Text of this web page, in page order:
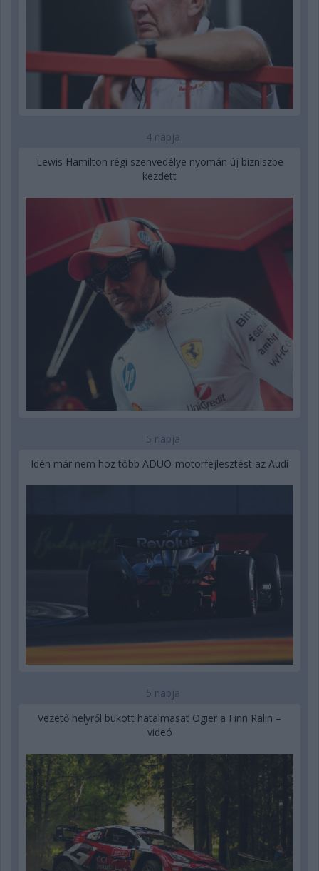
4 napja
Lewis Hamilton régi szenvedélye nyomán új bizniszbe
kezdett
5 napja
Idén már nem hoz több ADUO-motorfejlesztést az Audi
5 napja
Vezető helyről bukott hatalmasat Ogier a Finn Ralin –
videó